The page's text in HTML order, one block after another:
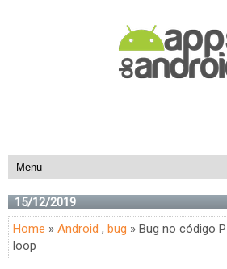
15/12/2019
Home » Android , bug » Bug no código
loop